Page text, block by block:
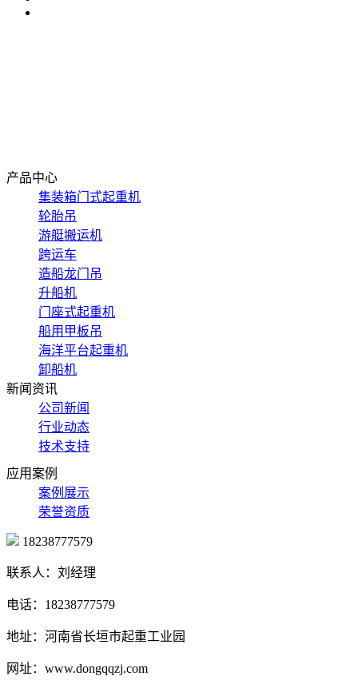
产品中心
集装箱门式起重机
轮胎吊
游艇搬运机
跨运车
造船龙门吊
升船机
门座式起重机
船用甲板吊
海洋平台起重机
卸船机
新闻资讯
公司新闻
行业动态
技术支持
应用案例
案例展示
荣誉资质
18238777579
联系人：刘经理
电话：18238777579
地址：河南省长垣市起重工业园
网址：www.dongqqzj.com